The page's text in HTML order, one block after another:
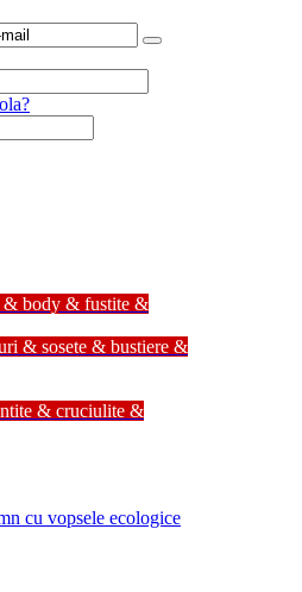
& body & fustite &
& sosete & bustiere &
& cruciulite &
cu vopsele ecologice